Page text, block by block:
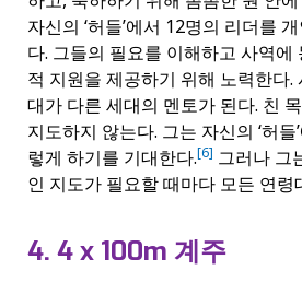
자신의 ‘허들’에서 12명의 리더를
다. 그들의 필요를 이해하고 사역에
적 지원을 제공하기 위해 노력한다.
대가 다른 세대의 멘토가 된다. 친
지도하지 않는다. 그는 자신의 ‘허
렇게 하기를 기대한다.[6] 그러나 그
인 지도가 필요할 때마다 모든 연령
4. 4 x 100m 계주